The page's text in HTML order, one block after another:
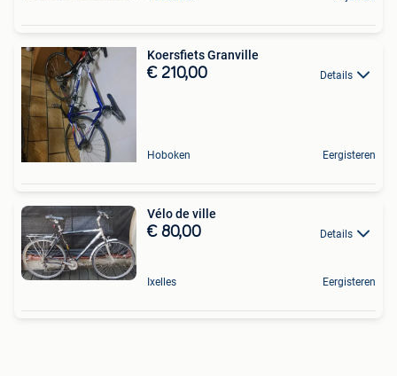
Koersfiets Granville
€ 210,00 Details
Hoboken Eergisteren
Vélo de ville
€ 80,00 Details
Ixelles Eergisteren